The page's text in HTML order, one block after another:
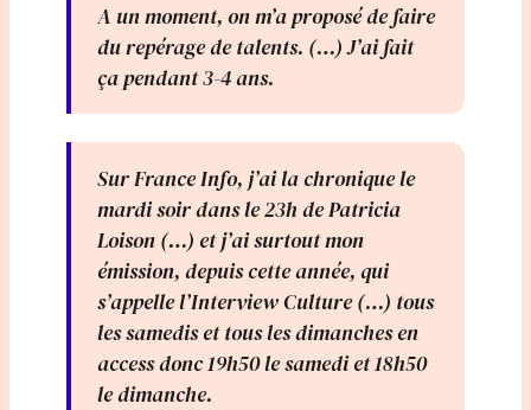
A un moment, on m’a proposé de faire
du repérage de talents. (…) J’ai fait
ça pendant 3-4 ans.
Sur France Info, j’ai la chronique le
mardi soir dans le 23h de Patricia
Loison (…) et j’ai surtout mon
émission, depuis cette année, qui
s’appelle l’Interview Culture (…) tous
les samedis et tous les dimanches en
access donc 19h50 le samedi et 18h50
le dimanche.